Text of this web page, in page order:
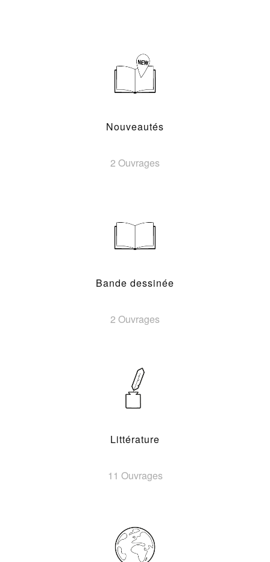
Nouveautés
2 Ouvrages
Bande dessinée
2 Ouvrages
Littérature
11 Ouvrages